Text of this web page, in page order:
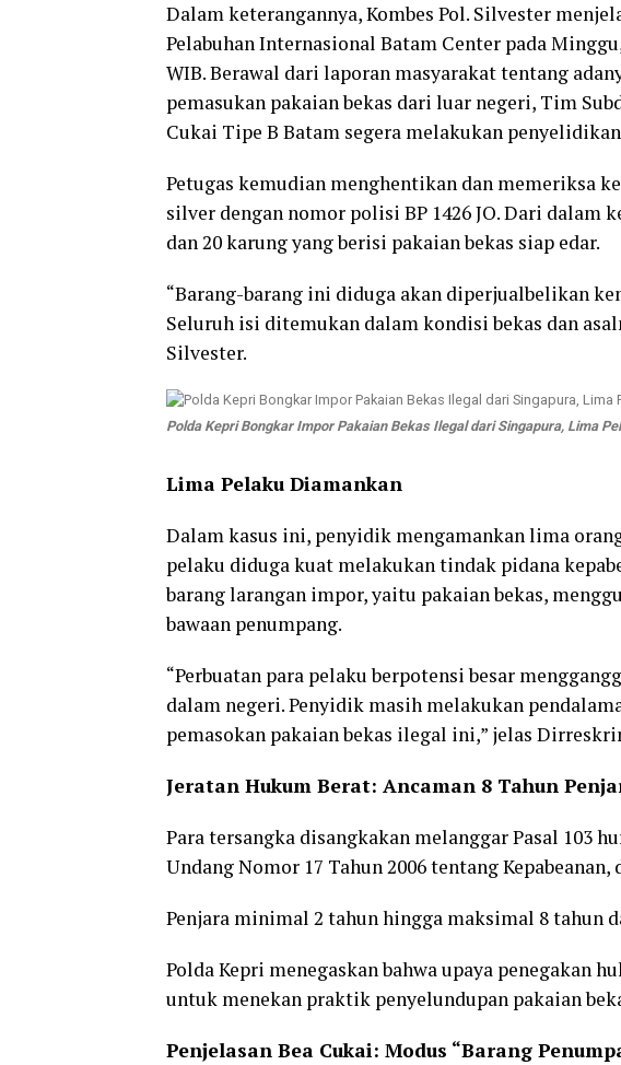
Dalam keterangannya, Kombes Pol. Silvester
Pelabuhan Internasional Batam Center pada
WIB. Berawal dari laporan masyarakat tentang
pemasukan pakaian bekas dari luar negeri, Tim
Cukai Tipe B Batam segera melakukan
Petugas kemudian menghentikan dan memeriksa
silver dengan nomor polisi BP 1426 JO. Dari dalam
dan 20 karung yang berisi pakaian bekas siap edar.
“Barang-barang ini diduga akan diperjualbelikan
Seluruh isi ditemukan dalam kondisi bekas dan
Silvester.
Polda Kepri Bongkar Impor Pakaian Bekas Ilegal dari Singapura, Lima
Lima Pelaku Diamankan
Dalam kasus ini, penyidik mengamankan lima
pelaku diduga kuat melakukan tindak pidana
barang larangan impor, yaitu pakaian bekas,
bawaan penumpang.
“Perbuatan para pelaku berpotensi besar
dalam negeri. Penyidik masih melakukan
pemasokan pakaian bekas ilegal ini,” jelas
Jeratan Hukum Berat: Ancaman 8 Tahun
Para tersangka disangkakan melanggar Pasal 103
Undang Nomor 17 Tahun 2006 tentang Kepabeanan,
Penjara minimal 2 tahun hingga maksimal 8 tahun
Polda Kepri menegaskan bahwa upaya penegakan
untuk menekan praktik penyelundupan pakaian
Penjelasan Bea Cukai: Modus “Barang